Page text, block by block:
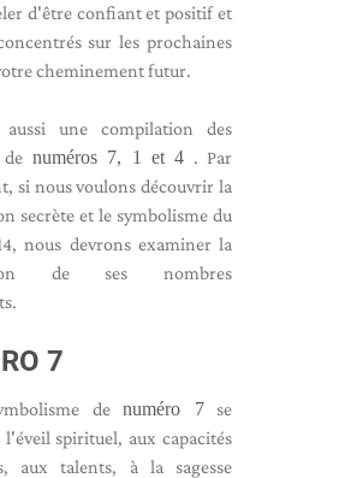
d'être confiant et positif et
sur les prochaines
cheminement futur.
aussi une compilation des
numéros 7, 1 et 4 . Par
si nous voulons découvrir la
secrète et le symbolisme du
nous devrons examiner la
de ses nombres
7
denuméro 7se
spirituel, aux capacités
aux talents, à la sagesse